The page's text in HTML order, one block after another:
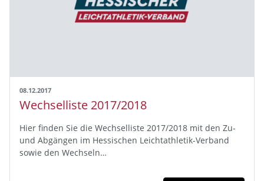
08.12.2017
Wechselliste 2017/2018
Hier finden Sie die Wechselliste 2017/2018 mit den Zu-
und Abgängen im Hessischen Leichtathletik-Verband
sowie den Wechseln…